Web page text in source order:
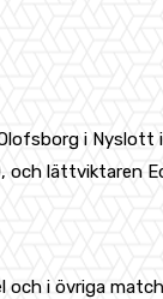
i
och
och i övriga